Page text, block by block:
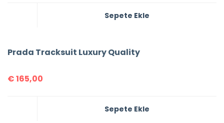
Sepete Ekle
Prada Tracksuit Luxury Quality
€165,00
Sepete Ekle